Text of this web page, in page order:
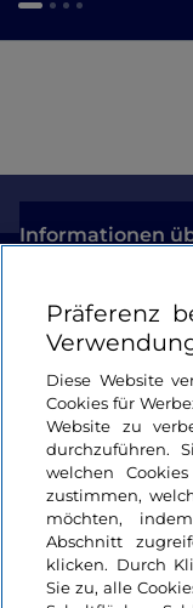
Informationen
Nützliche Links
Login
Bleiben wir in
Präferenz
Diese Website
Cookies für
Website zu
durchzuführen.
welchen
zustimmen,
möchten,
Abschnitt
klicken. Durch
Sie zu, alle